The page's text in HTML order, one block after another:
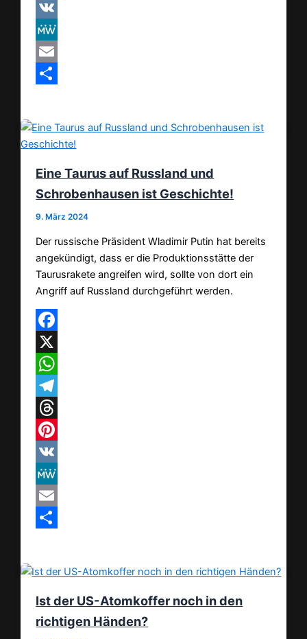
Pinterest
VK
MeWe
Email
Eine Taurus auf Russland und
Schrobenhausen ist Geschichte!
9. März 2024
Der russische Präsident Wladimir Putin hat bereits
angekündigt, dass er die Produktionsstätte der
Taurusrakete angreifen wird, sollte von dort ein
Angriff auf Russland durchgeführt werden.
Facebook
X
WhatsApp
Telegram
Threads
Pinterest
VK
MeWe
Email
Ist der US-Atomkoffer noch in den
richtigen Händen?